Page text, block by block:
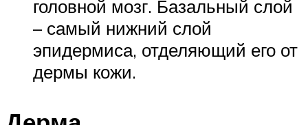
головной мозг. Базальный слой
– самый нижний слой
эпидермиса, отделяющий его от
дермы кожи.